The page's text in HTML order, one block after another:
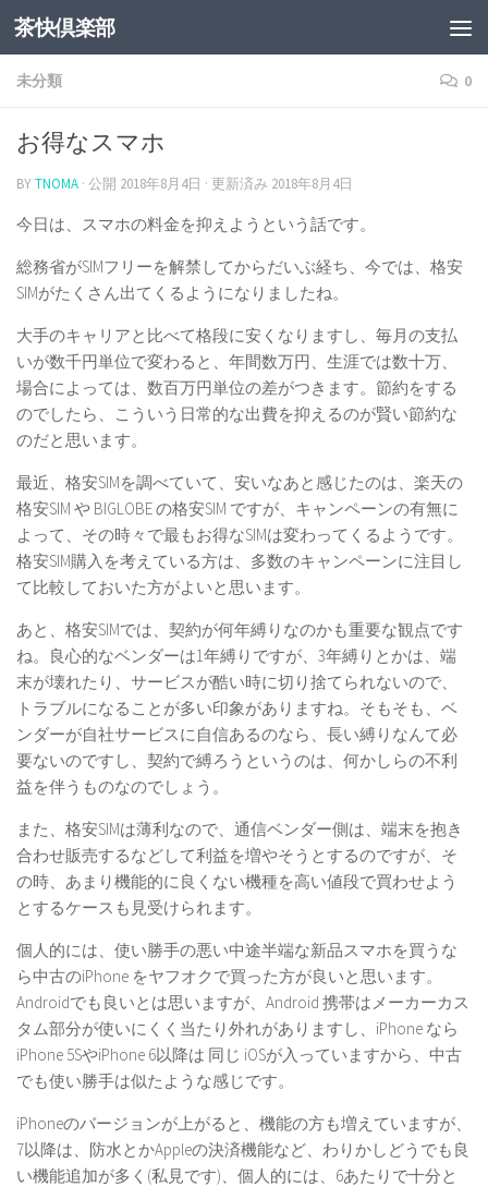
茶快倶楽部
未分類 0
お得なスマホ
BYTNOMA · 公開 2018年8月4日 · 更新済み 2018年8月4日
今日は、スマホの料金を抑えようという話です。
総務省がSIMフリーを解禁してからだいぶ経ち、今では、格安
SIMがたくさん出てくるようになりましたね。
大手のキャリアと比べて格段に安くなりますし、毎月の支払
いが数千円単位で変わると、年間数万円、生涯では数十万、
場合によっては、数百万円単位の差がつきます。節約をする
のでしたら、こういう日常的な出費を抑えるのが賢い節約な
のだと思います。
最近、格安SIMを調べていて、安いなあと感じたのは、楽天の
格安SIM や BIGLOBE の格安SIM ですが、キャンペーンの有無に
よって、その時々で最もお得なSIMは変わってくるようです。
格安SIM購入を考えている方は、多数のキャンペーンに注目し
て比較しておいた方がよいと思います。
あと、格安SIMでは、契約が何年縛りなのかも重要な観点です
ね。良心的なベンダーは1年縛りですが、3年縛りとかは、端
末が壊れたり、サービスが酷い時に切り捨てられないので、
トラブルになることが多い印象がありますね。そもそも、ベ
ンダーが自社サービスに自信あるのなら、長い縛りなんて必
要ないのですし、契約で縛ろうというのは、何かしらの不利
益を伴うものなのでしょう。
また、格安SIMは薄利なので、通信ベンダー側は、端末を抱き
合わせ販売するなどして利益を増やそうとするのですが、そ
の時、あまり機能的に良くない機種を高い値段で買わせよう
とするケースも見受けられます。
個人的には、使い勝手の悪い中途半端な新品スマホを買うな
ら中古のiPhone をヤフオクで買った方が良いと思います。
Androidでも良いとは思いますが、Android 携帯はメーカーカス
タム部分が使いにくく当たり外れがありますし、iPhone なら
iPhone 5SやiPhone 6以降は 同じ iOSが入っていますから、中古
でも使い勝手は似たような感じです。
iPhoneのバージョンが上がると、機能の方も増えていますが、
7以降は、防水とかAppleの決済機能など、わりかしどうでも良
い機能追加が多く(私見です)、個人的には、6あたりで十分と